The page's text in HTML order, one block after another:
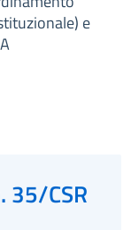
e
35/CSR